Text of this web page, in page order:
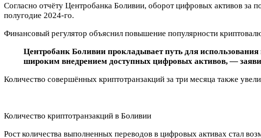
Согласно отчёту Центробанка Боливии, оборот цифровых активов за
полугодие 2024-го.
Финансовый регулятор объяснил повышение популярности
Центробанк Боливии прокладывает путь для
широким внедрением доступных цифровых активов, —
Количество совершённых криптотранзакций за три месяца также
Количество криптотранзакций в Боливии
Рост количества выполненных переводов в цифровых активах стал